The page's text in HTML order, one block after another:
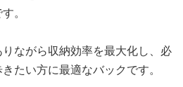
。
ながら収納効率を最大化し、必
たい方に最適なバックです。